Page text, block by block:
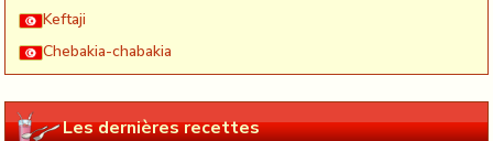
Keftaji
Chebakia-chabakia
Les dernières recettes